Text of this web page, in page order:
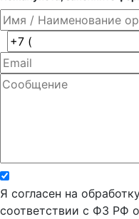
Я согласен на
соответствии с ФЗ РФ